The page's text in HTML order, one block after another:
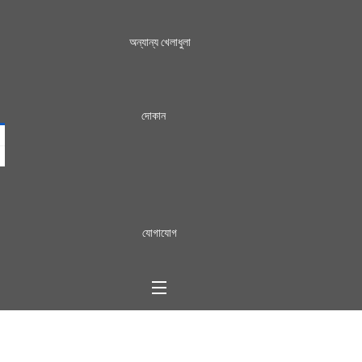
অন্যান্য খেলাধুলা
দোকান
যোগাযোগ